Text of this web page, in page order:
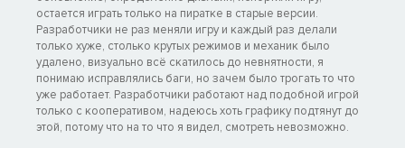
остается играть только на пиратке в старые версии.
Разработчики не раз меняли игру и каждый раз делали
только хуже, столько крутых режимов и механик было
удалено, визуально всё скатилось до невнятности, я
понимаю исправлялись баги, но зачем было трогать то что
уже работает. Разработчики работают над подобной игрой
только с кооперативом, надеюсь хоть графику подтянут до
этой, потому что на то что я видел, смотреть невозможно.